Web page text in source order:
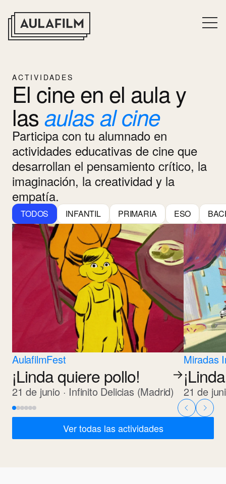
ACTIVIDADES
El cine en el aula y
lasaulas al cine
Participa con tu alumnado en
actividades educativas de cine que
desarrollan el pensamiento crítico, la
imaginación, la creatividad y la
empatía.
TODOS INFANTIL PRIMARIA ESO
AulafilmFest
¡Linda quiere pollo!
→
21 de junio · Infinito Delicias (Madrid)
Miradas
21 de
Ver todas las actividades